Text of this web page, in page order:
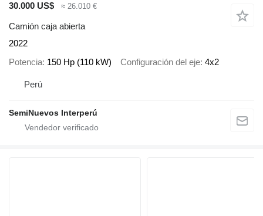
30.000 US$
≈ 26.010 €
Camión caja abierta
2022
Potencia 150 Hp (110 kW) Configuración del eje 4x2
Perú
SemiNuevos Interperú